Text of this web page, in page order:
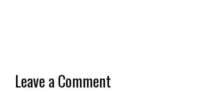
Leave a Comment